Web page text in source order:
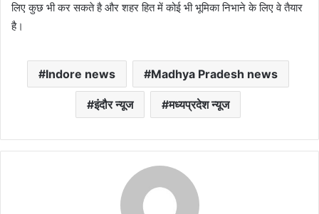
लिए कुछ भी कर सकते है और शहर हित में कोई भी भूमिका निभाने के लिए वे तैयार
है।
Indore news Madhya Pradesh news
इंदौर न्यूज मध्यप्रदेश न्यूज